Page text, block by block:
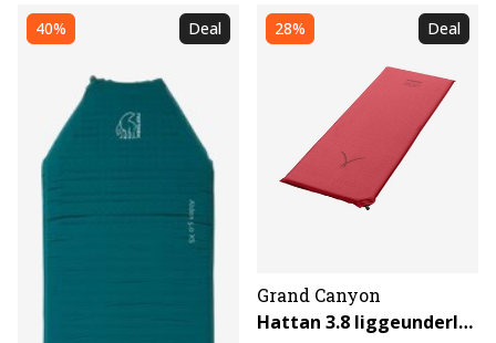
40% Deal 28% Deal
Grand Canyon
Hattan 3.8 liggeunderlag til børn